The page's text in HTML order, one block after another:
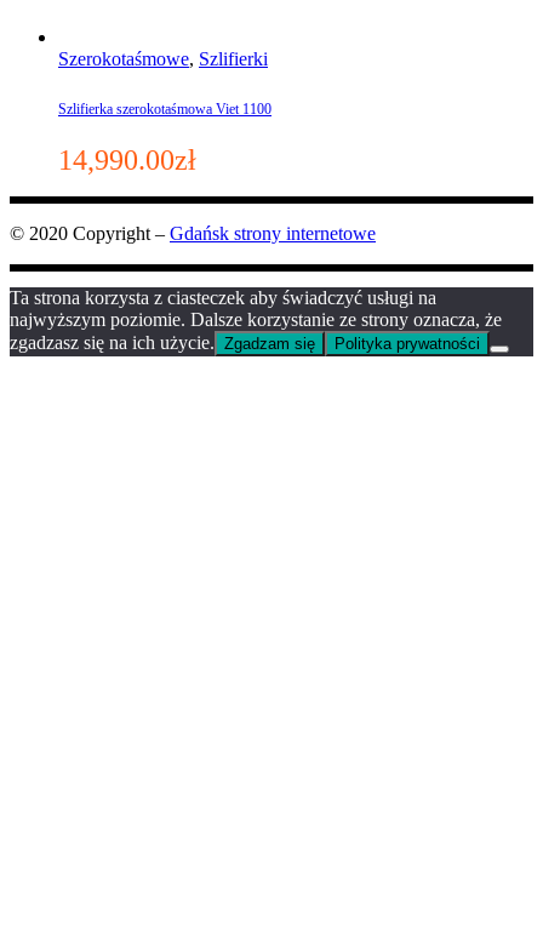
Szerokotaśmowe, Szlifierki
Szlifierka szerokotaśmowa Viet 1100
14,990.00zł
© 2020 Copyright – Gdańsk strony internetowe
Ta strona korzysta z ciasteczek aby świadczyć usługi na
najwyższym poziomie. Dalsze korzystanie ze strony oznacza, że
zgadzasz się na ich użycie. Zgadzam się Polityka prywatności